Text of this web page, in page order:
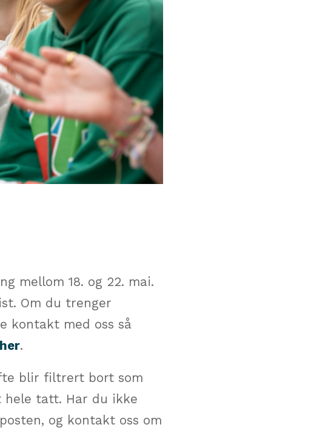
mellom 18. og 22. mai.
Om du trenger
kontakt med oss så
.
blir filtrert bort som
hele tatt. Har du ikke
og kontakt oss om